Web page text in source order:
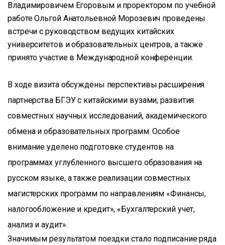
Владимировичем Егоровым и проректором по учебной
работе Ольгой Анатольевной Морозевич проведены
встречи с руководством ведущих китайских
университетов и образовательных центров, а также
принято участие в Международной конференции.
В ходе визита обсуждены перспективы расширения
партнерства БГЭУ с китайскими вузами, развития
совместных научных исследований, академического
обмена и образовательных программ. Особое
внимание уделено подготовке студентов на
программах углубленного высшего образования на
русском языке, а также реализации совместных
магистерских программ по направлениям «Финансы,
налогообложение и кредит», «Бухгалтерский учет,
анализ и аудит».
Значимым результатом поездки стало подписание ряда